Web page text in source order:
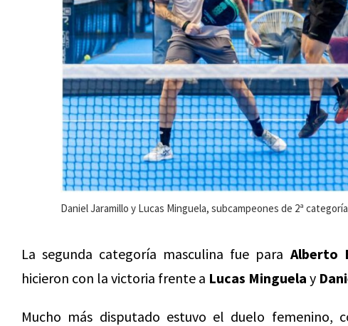
Daniel Jaramillo y Lucas Minguela, subcampeones de 2ª
La segunda categoría masculina fue para Alberto
hicieron con la victoria frente a Lucas Minguela y
Mucho más disputado estuvo el duelo femenino,